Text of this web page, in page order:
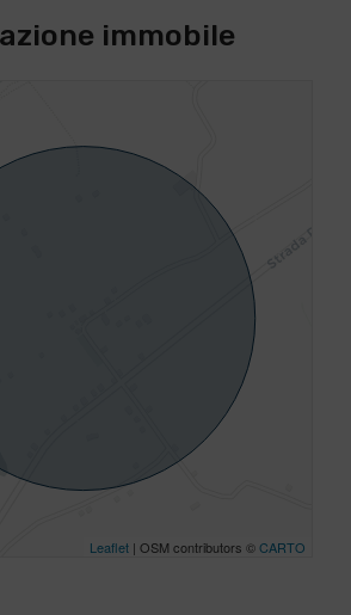
immobile
Leaflet| OSM contributors ©CARTO